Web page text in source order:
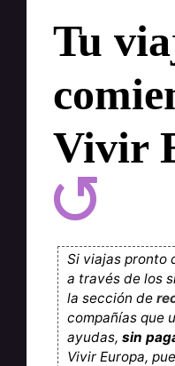
Tu
Vivir
Si viajas pronto
a través de los
la sección de
compañías que
ayudas, sin
Vivir Europa,